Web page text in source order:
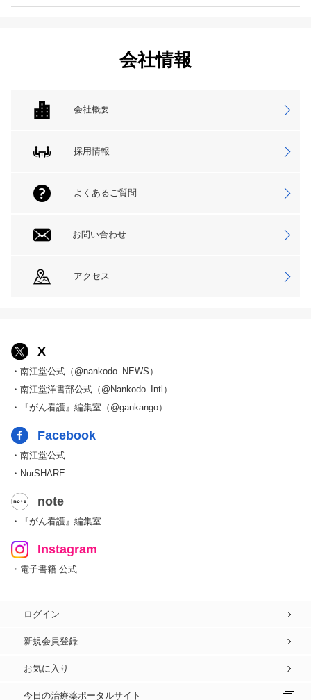
会社情報
会社概要
採用情報
よくあるご質問
お問い合わせ
アクセス
X
・南江堂公式（@nankodo_NEWS）
・南江堂洋書部公式（@Nankodo_Intl）
・『がん看護』編集室（@gankango）
Facebook
・南江堂公式
・NurSHARE
note
・『がん看護』編集室
Instagram
・電子書籍 公式
ログイン
新規会員登録
お気に入り
今日の治療薬ポータルサイト